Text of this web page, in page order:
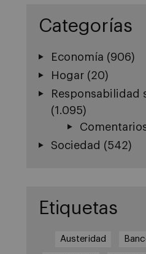
Categorías
Economía (906)
Hogar(20)
Responsabilidad
(1.095)
Sociedad (542)
Etiquetas
Austeridad